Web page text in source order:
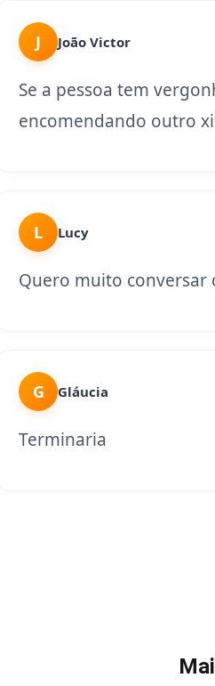
J João Victor
Se a pessoa tem
encomendando outro
L Lucy
Quero muito conversar
G Gláucia
Terminaria